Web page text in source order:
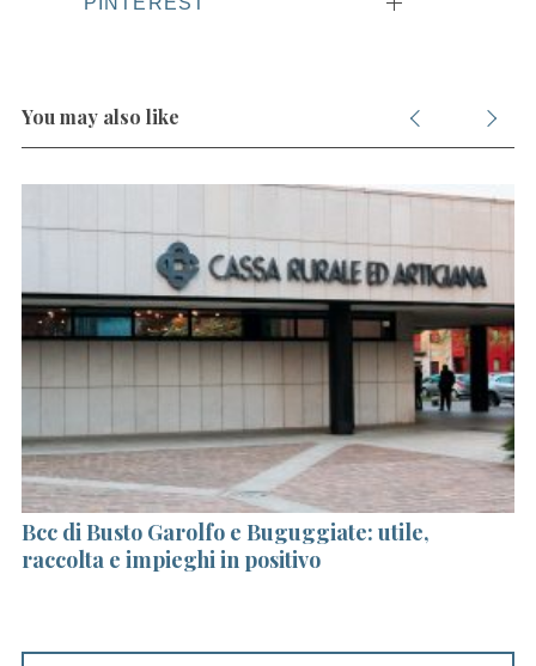
You may also like
Bcc di Busto Garolfo e Buguggiate: utile,
raccolta e impieghi in positivo